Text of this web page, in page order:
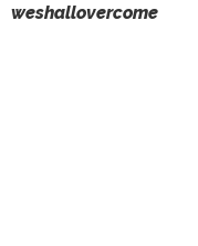
weshallovercome